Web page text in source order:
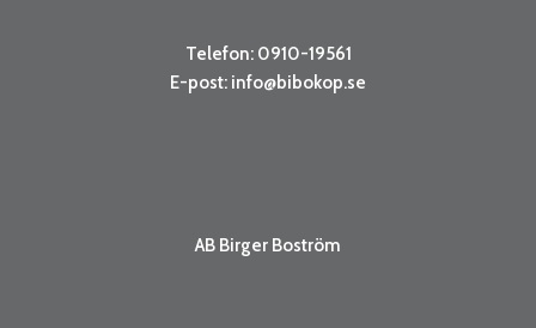
Telefon: 0910-19561
E-post: info@bibokop.se
AB Birger Boström